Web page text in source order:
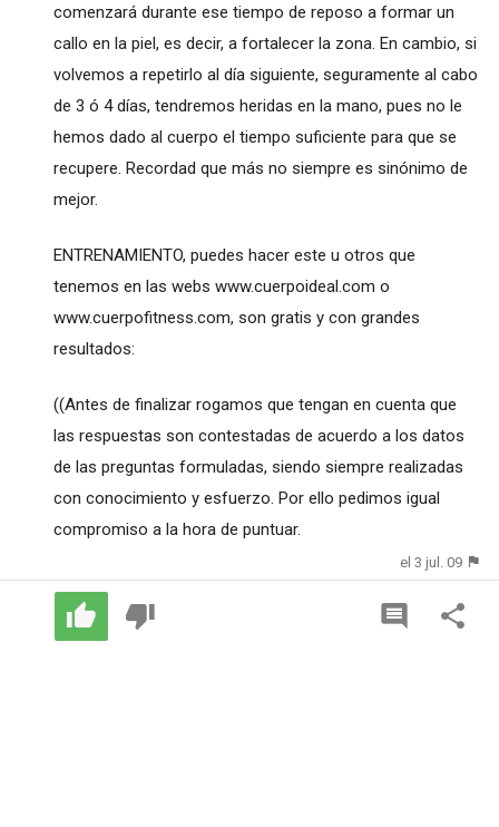
comenzará durante ese tiempo de reposo a formar un
callo en la piel, es decir, a fortalecer la zona. En cambio, si
volvemos a repetirlo al día siguiente, seguramente al cabo
de 3 ó 4 días, tendremos heridas en la mano, pues no le
hemos dado al cuerpo el tiempo suficiente para que se
recupere. Recordad que más no siempre es sinónimo de
mejor.
ENTRENAMIENTO, puedes hacer este u otros que
tenemos en las webs www.cuerpoideal.com o
www.cuerpofitness.com, son gratis y con grandes
resultados:
((Antes de finalizar rogamos que tengan en cuenta que
las respuestas son contestadas de acuerdo a los datos
de las preguntas formuladas, siendo siempre realizadas
con conocimiento y esfuerzo. Por ello pedimos igual
compromiso a la hora de puntuar.
el 3 jul. 09